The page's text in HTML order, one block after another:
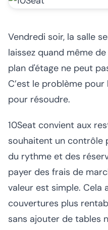
Vendredi soir, la salle
laissez quand même
plan d'étage ne peut
C’est le problème
pour résoudre.
10Seat convient aux
souhaitent un contrôle
du rythme et des
payer des frais de
valeur est simple. Cela
couvertures plus
sans ajouter de tables